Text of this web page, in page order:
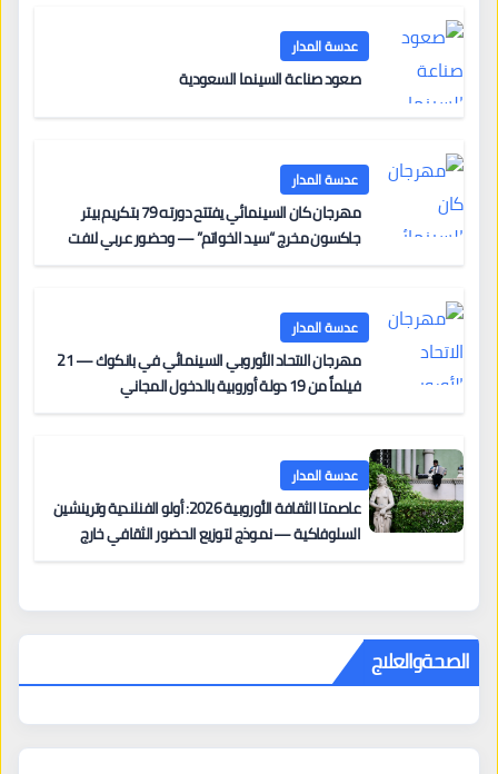
عدسة المدار
صعود صناعة السينما السعودية
عدسة المدار
مهرجان كان السينمائي يفتتح دورته 79 بتكريم بيتر
جاكسون مخرج “سيد الخواتم” — وحضور عربي لافت
عدسة المدار
مهرجان الاتحاد الأوروبي السينمائي في بانكوك — 21
فيلماً من 19 دولة أوروبية بالدخول المجاني
عدسة المدار
عاصمتا الثقافة الأوروبية 2026: أولو الفنلندية وترينشين
السلوفاكية — نموذج لتوزيع الحضور الثقافي خارج
الصحةوالعلاج